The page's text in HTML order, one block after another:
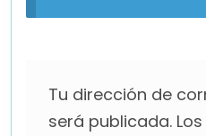
Tu dirección de
será publicada.